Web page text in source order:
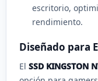
escritorio,
rendimiento.
Diseñado para
El SSD KINGSTON